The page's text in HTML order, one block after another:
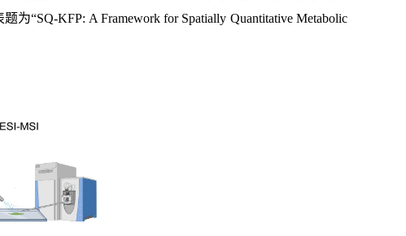
“SQ-KFP: A Framework for Spatially Quantitative Metabolic